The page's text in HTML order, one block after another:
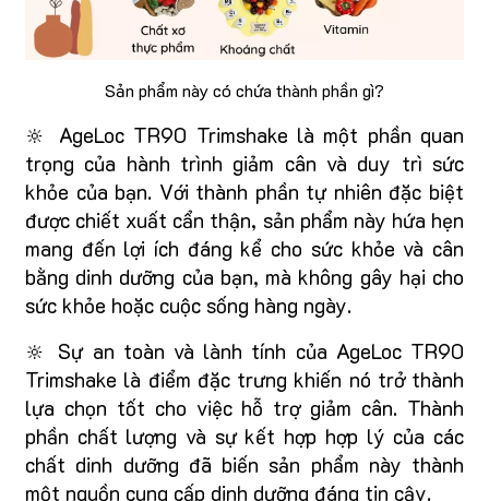
Sản phẩm này có chứa thành phần gì?
🔆 AgeLoc TR90 Trimshake là một phần quan
trọng của hành trình giảm cân và duy trì sức
khỏe của bạn. Với thành phần tự nhiên đặc biệt
được chiết xuất cẩn thận, sản phẩm này hứa hẹn
mang đến lợi ích đáng kể cho sức khỏe và cân
bằng dinh dưỡng của bạn, mà không gây hại cho
sức khỏe hoặc cuộc sống hàng ngày.
🔆 Sự an toàn và lành tính của AgeLoc TR90
Trimshake là điểm đặc trưng khiến nó trở thành
lựa chọn tốt cho việc hỗ trợ giảm cân. Thành
phần chất lượng và sự kết hợp hợp lý của các
chất dinh dưỡng đã biến sản phẩm này thành
một nguồn cung cấp dinh dưỡng đáng tin cậy.